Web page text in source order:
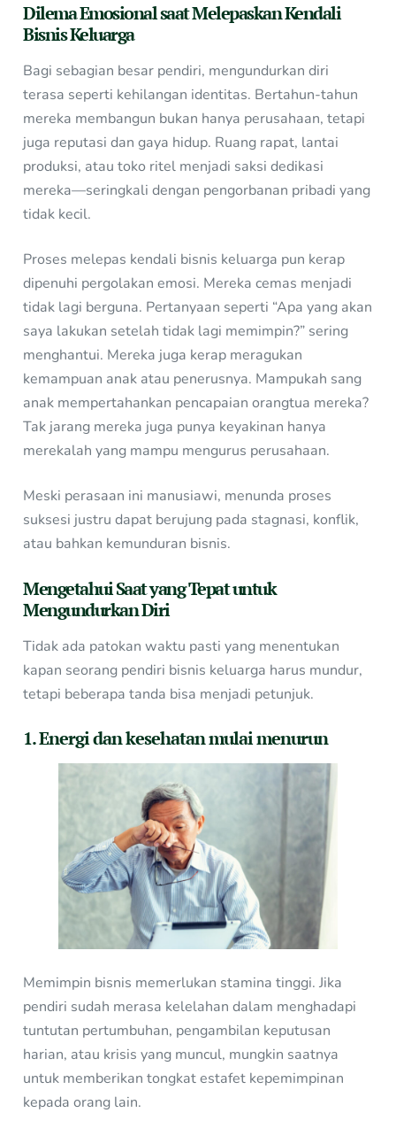
Dilema Emosional saat Melepaskan Kendali
Bisnis Keluarga
Bagi sebagian besar pendiri, mengundurkan diri
terasa seperti kehilangan identitas. Bertahun-tahun
mereka membangun bukan hanya perusahaan, tetapi
juga reputasi dan gaya hidup. Ruang rapat, lantai
produksi, atau toko ritel menjadi saksi dedikasi
mereka—seringkali dengan pengorbanan pribadi yang
tidak kecil.
Proses melepas kendali bisnis keluarga pun kerap
dipenuhi pergolakan emosi. Mereka cemas menjadi
tidak lagi berguna. Pertanyaan seperti “Apa yang akan
saya lakukan setelah tidak lagi memimpin?” sering
menghantui. Mereka juga kerap meragukan
kemampuan anak atau penerusnya. Mampukah sang
anak mempertahankan pencapaian orangtua mereka?
Tak jarang mereka juga punya keyakinan hanya
merekalah yang mampu mengurus perusahaan.
Meski perasaan ini manusiawi, menunda proses
suksesi justru dapat berujung pada stagnasi, konflik,
atau bahkan kemunduran bisnis.
Mengetahui Saat yang Tepat untuk
Mengundurkan Diri
Tidak ada patokan waktu pasti yang menentukan
kapan seorang pendiri bisnis keluarga harus mundur,
tetapi beberapa tanda bisa menjadi petunjuk.
1. Energi dan kesehatan mulai menurun
Memimpin bisnis memerlukan stamina tinggi. Jika
pendiri sudah merasa kelelahan dalam menghadapi
tuntutan pertumbuhan, pengambilan keputusan
harian, atau krisis yang muncul, mungkin saatnya
untuk memberikan tongkat estafet kepemimpinan
kepada orang lain.